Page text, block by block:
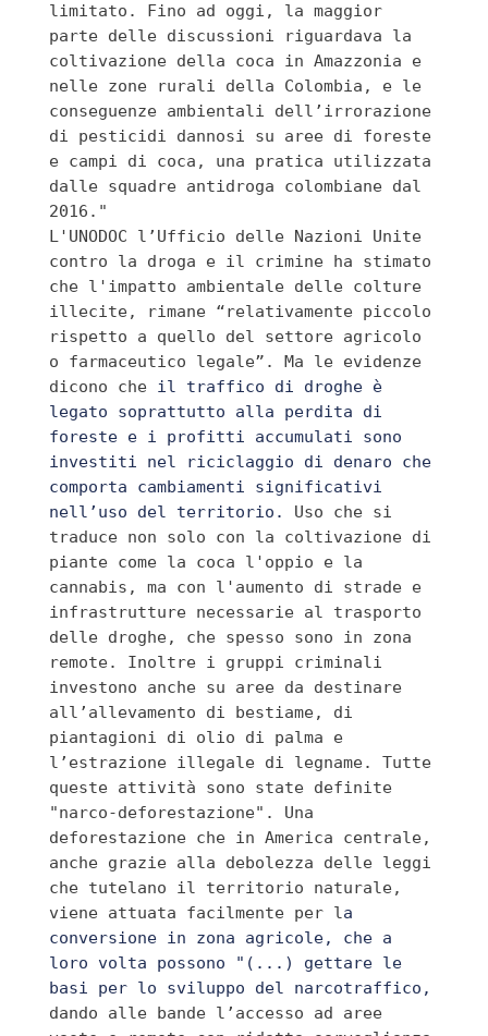
limitato. Fino ad oggi, la maggior
parte delle discussioni riguardava la
coltivazione della coca in Amazzonia e
nelle zone rurali della Colombia, e le
conseguenze ambientali dell’irrorazione
di pesticidi dannosi su aree di foreste
e campi di coca, una pratica utilizzata
dalle squadre antidroga colombiane dal
2016."
L'UNODOC l’Ufficio delle Nazioni Unite
contro la droga e il crimine ha stimato
che l'impatto ambientale delle colture
illecite, rimane “relativamente piccolo
rispetto a quello del settore agricolo
o farmaceutico legale”. Ma le evidenze
dicono che il traffico di droghe è
legato soprattutto alla perdita di
foreste e i profitti accumulati sono
investiti nel riciclaggio di denaro che
comporta cambiamenti significativi
nell’uso del territorio. Uso che si
traduce non solo con la coltivazione di
piante come la coca l'oppio e la
cannabis, ma con l'aumento di strade e
infrastrutture necessarie al trasporto
delle droghe, che spesso sono in zona
remote. Inoltre i gruppi criminali
investono anche su aree da destinare
all’allevamento di bestiame, di
piantagioni di olio di palma e
l’estrazione illegale di legname. Tutte
queste attività sono state definite
"narco-deforestazione". Una
deforestazione che in America centrale,
anche grazie alla debolezza delle leggi
che tutelano il territorio naturale,
viene attuata facilmente per la
conversione in zona agricole, che a
loro volta possono "(...)
gettare le
basi per lo sviluppo del narcotraffico,
dando alle bande l’accesso ad aree